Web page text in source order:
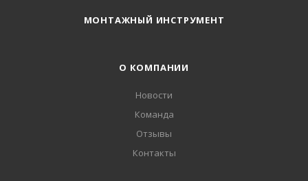
МОНТАЖНЫЙ ИНСТРУМЕНТ
О КОМПАНИИ
Новости
Команда
Отзывы
Контакты